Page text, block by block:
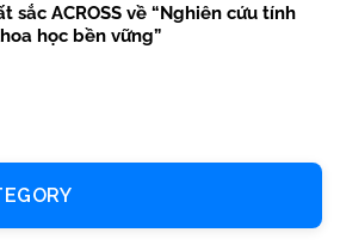
sắc ACROSS về “Nghiên cứu tính
học bền vững”